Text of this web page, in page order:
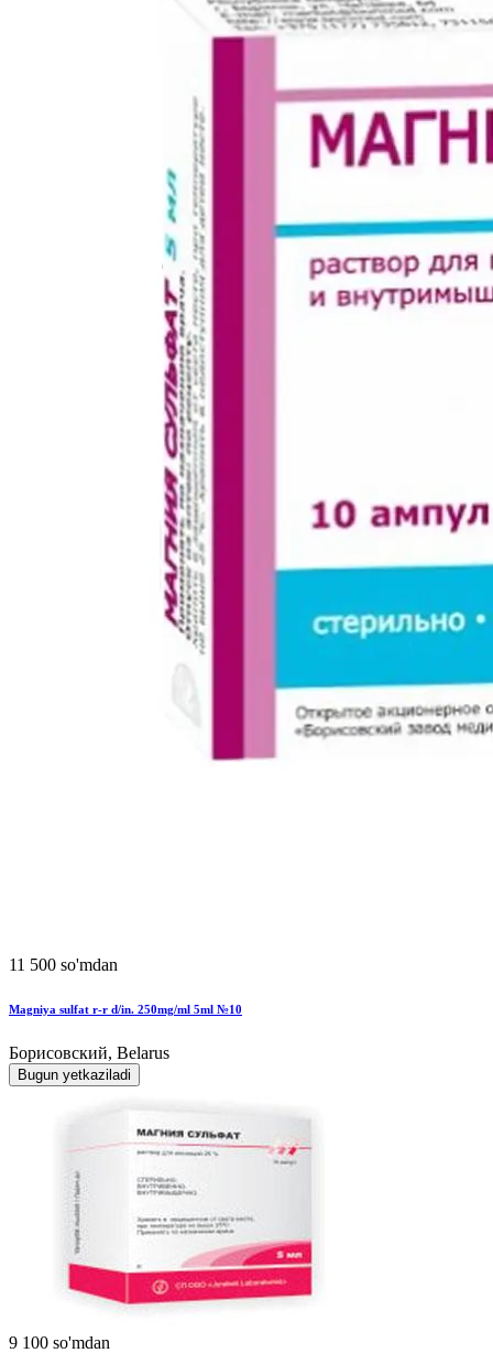
11 500 so'mdan
Magniya sulfat r-r d/in. 250mg/ml 5ml №10
Борисовский, Belarus
Bugun yetkaziladi
9 100 so'mdan